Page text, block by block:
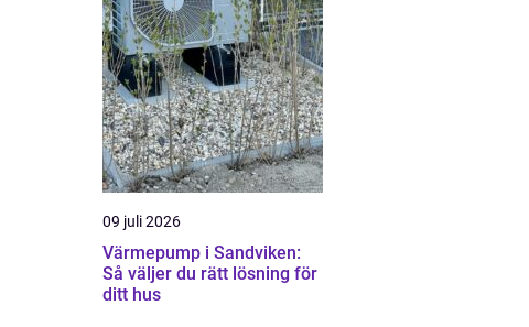
09 juli 2026
Värmepump i Sandviken:
Så väljer du rätt lösning för
ditt hus